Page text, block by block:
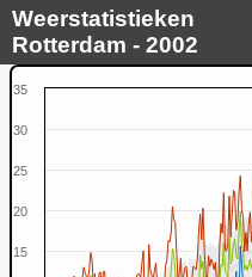
Weerstatistieken
Rotterdam - 2002
15
20
25
30
35